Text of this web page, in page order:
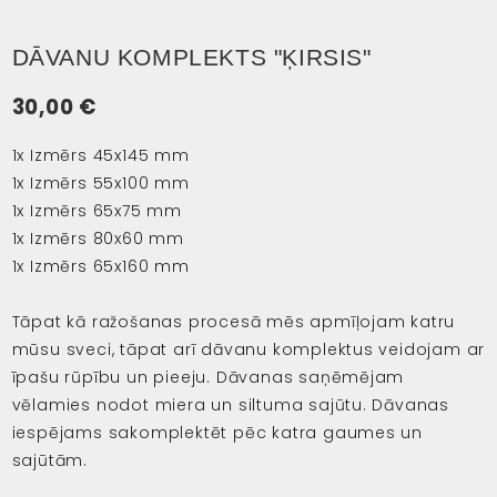
DĀVANU KOMPLEKTS "ĶIRSIS"
30,00 €
1x Izmērs 45x145 mm
1x Izmērs 55x100 mm
1x Izmērs 65x75 mm
1x Izmērs 80x60 mm
1x Izmērs 65x160 mm
Tāpat kā ražošanas procesā mēs apmīļojam katru
mūsu sveci, tāpat arī dāvanu komplektus veidojam ar
īpašu rūpību un pieeju. Dāvanas saņēmējam
vēlamies nodot miera un siltuma sajūtu. Dāvanas
iespējams sakomplektēt pēc katra gaumes un
sajūtām.